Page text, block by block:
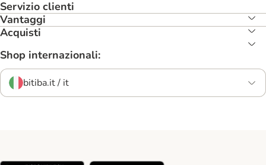
Servizio clienti
Vantaggi
Acquisti
Shop internazionali:
bitiba.it / it